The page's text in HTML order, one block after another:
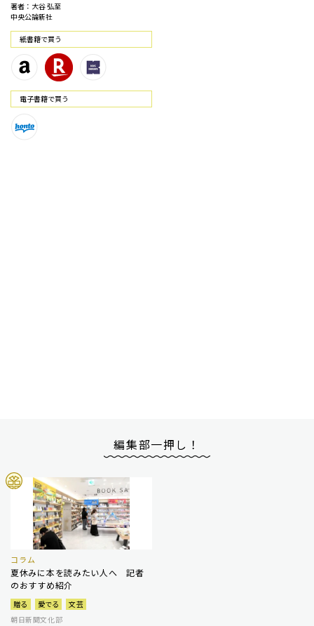
著者：大谷 弘至
中央公論新社
紙書籍で買う
電⼦書籍で買う
編集部一押し！
コラム
夏休みに本を読みたい人へ 記者
のおすすめ紹介
贈る 愛でる
文芸
朝日新聞文化部